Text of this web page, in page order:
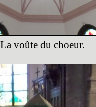
La voûte du choeur.